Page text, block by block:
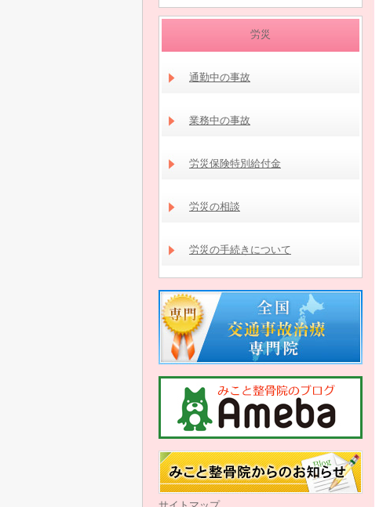
労災
通勤中の事故
業務中の事故
労災保険特別給付金
労災の相談
労災の手続きについて